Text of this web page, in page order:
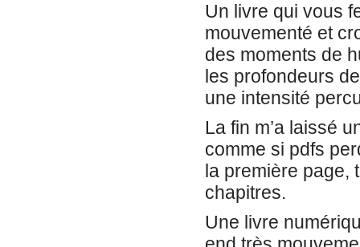
Un livre qui vous
mouvementé et
des moments de
les profondeurs
une intensité
La fin m’a laissé
comme si pdfs
la première page,
chapitres.
Une livre